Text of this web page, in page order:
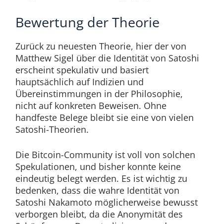
Bewertung der Theorie
Zurück zu neuesten Theorie, hier der von
Matthew Sigel über die Identität von Satoshi
erscheint spekulativ und basiert
hauptsächlich auf Indizien und
Übereinstimmungen in der Philosophie,
nicht auf konkreten Beweisen. Ohne
handfeste Belege bleibt sie eine von vielen
Satoshi-Theorien.
Die Bitcoin-Community ist voll von solchen
Spekulationen, und bisher konnte keine
eindeutig belegt werden. Es ist wichtig zu
bedenken, dass die wahre Identität von
Satoshi Nakamoto möglicherweise bewusst
verborgen bleibt, da die Anonymität des